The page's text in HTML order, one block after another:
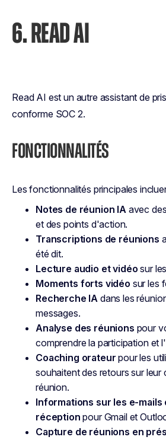
6. READ AI
Read AI est un autre assistant de
conforme SOC 2.
FONCTIONNALITÉS
Les fonctionnalités principales
Notes de réunion IAavec
et des points d'action.
Transcriptions de réunions
été dit.
Lecture audio et vidéo sur
Moments forts vidéo sur les
Recherche IA dans les
messages.
Analyse des réunions pour
comprendre la participation et
Coaching orateur pour les
souhaitent des retours sur
réunion.
Informations sur les e-mails
réception pour Gmail et
Capture de réunions en